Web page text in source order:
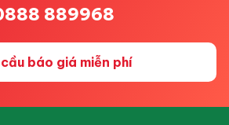
889968
cầu báo giá miễn phí